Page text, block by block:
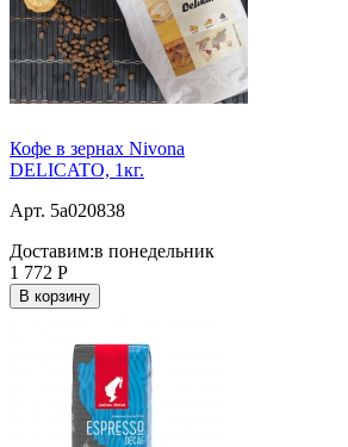
Кофе в зернах Nivona
DELICATO, 1кг.
Арт. 5a020838
Доставим:в понедельник
1 772 Р
В корзину